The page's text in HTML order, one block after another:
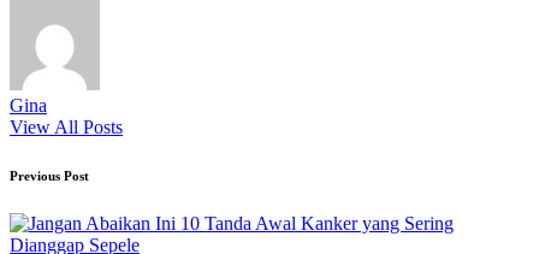
Gina
View All Posts
Post
navigation
Previous Post